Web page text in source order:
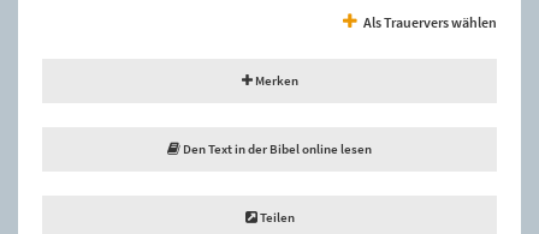
Als Trauervers wählen
Merken
Den Text in der Bibel online lesen
Teilen